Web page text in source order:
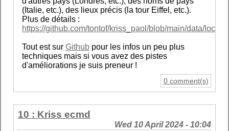
(Italie, etc.), des lieux précis (la tour Eiffel, etc.).
Plus de détails :
https://github.com/tontof/kriss_paol/blob/main/data/
Tout est sur Github pour les infos un peu plus
techniques mais si vous avez des pistes
d'améliorations je suis preneur !
0 comment(s)
10 : Kriss ecmd
Wed 10 April 2024 - 10:04